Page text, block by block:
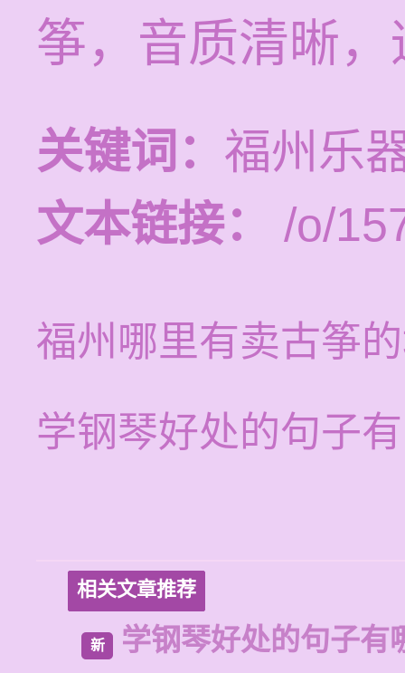
筝，音质清晰
关键词： 福州乐
文本链接：
/o/
福州哪里有卖古筝
学钢琴好处的句子
相关文章推荐
新 学钢琴好处的句子有